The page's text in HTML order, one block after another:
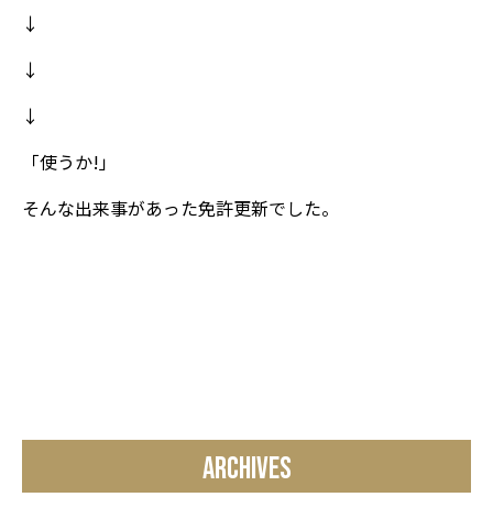
↓
↓
↓
「使うか!」
そんな出来事があった免許更新でした。
ARCHIVES